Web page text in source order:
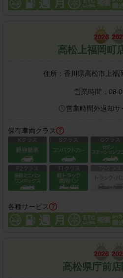
高松上福岡町
住所： 香川県高松市上福
営業時間：
営業時間外返却サ
保有車両クラス
各種サービス
高松県庁前店